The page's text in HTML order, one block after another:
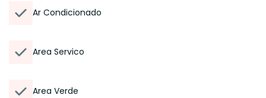
Ar Condicionado
Area Servico
Area Verde